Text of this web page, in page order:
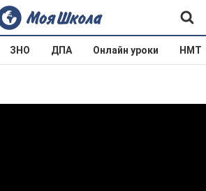
ЗНО ДПА Онлайн уроки НМТ